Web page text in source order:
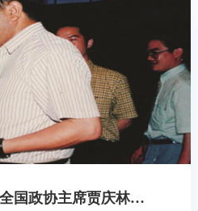
中共中央政治局常委，全国政协主席贾庆林接见广东康辉集团郭然